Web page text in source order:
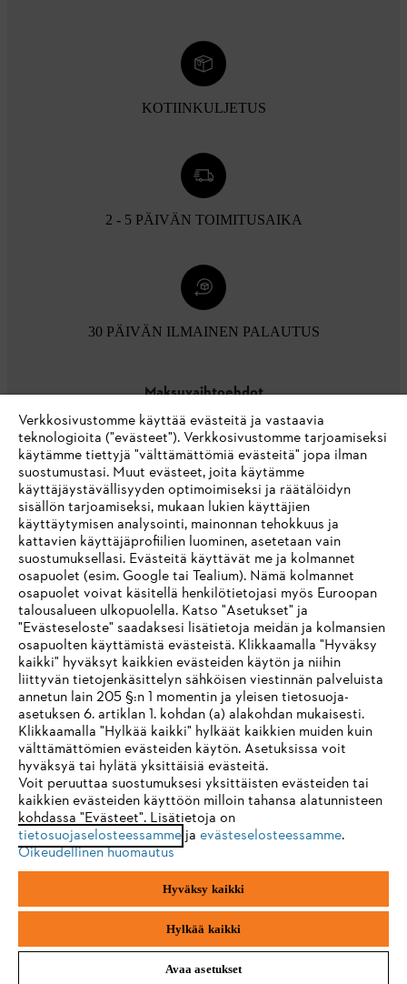
KOTIINKULJETUS
2 - 5 PÄIVÄN TOIMITUSAIKA
30 PÄIVÄN ILMAINEN PALAUTUS
Maksuvaihtoehdot
Yritys
STIHL FAQ
Palvelut
Yleiset ehdot Tietosuojakäytäntö Impressum
Evästeet Takuuehdot Oikeudelliset tiedot
Koivupuistontie 10 B
IHR BROWSER WIRD NICHT
UNTERSTÜTZT
Sie nutzen einen Browser, den wir noch nicht unterstützen. Für
eine optimale Nutzung unserer Seite empfehlen wir Ihnen, zu
einem der folgenden Browser zu wechseln:
Firefox Chrome
Verkkosivustomme käyttää evästeitä ja vastaavia
teknologioita ("evästeet"). Verkkosivustomme tarjoamiseksi
käytämme tiettyjä "välttämättömiä evästeitä" jopa ilman
suostumustasi. Muut evästeet, joita käytämme
käyttäjäystävällisyyden optimoimiseksi ja räätälöidyn
sisällön tarjoamiseksi, mukaan lukien käyttäjien
käyttäytymisen analysointi, mainonnan tehokkuus ja
kattavien käyttäjäprofiilien luominen, asetetaan vain
suostumuksellasi. Evästeitä käyttävät me ja kolmannet
osapuolet (esim. Google tai Tealium). Nämä kolmannet
osapuolet voivat käsitellä henkilötietojasi myös Euroopan
talousalueen ulkopuolella. Katso "Asetukset" ja
"Evästeseloste" saadaksesi lisätietoja meidän ja kolmansien
osapuolten käyttämistä evästeistä. Klikkaamalla "Hyväksy
kaikki" hyväksyt kaikkien evästeiden käytön ja niihin
liittyvän tietojenkäsittelyn sähköisen viestinnän palveluista
annetun lain 205 §:n 1 momentin ja yleisen tietosuoja-
asetuksen 6. artiklan 1. kohdan (a) alakohdan mukaisesti.
Klikkaamalla "Hylkää kaikki" hylkäät kaikkien muiden kuin
välttämättömien evästeiden käytön. Asetuksissa voit
hyväksyä tai hylätä yksittäisiä evästeitä.
Voit peruuttaa suostumuksesi yksittäisten evästeiden tai
kaikkien evästeiden käyttöön milloin tahansa alatunnisteen
kohdassa "Evästeet". Lisätietoja on
tietosuojaselosteessammeja evästeselosteessamme.
Oikeudellinen huomautus
Hyväksy kaikki
Hylkää kaikki
Avaa asetukset